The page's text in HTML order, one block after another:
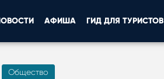
АФИША ГИД ДЛЯ ТУРИСТОВ
Общество